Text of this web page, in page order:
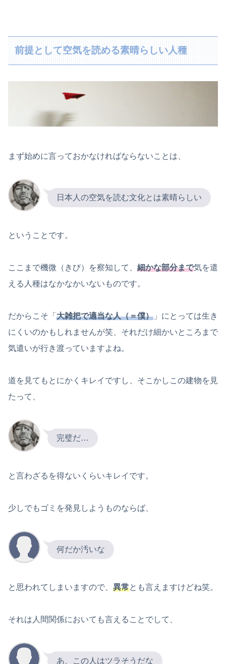
前提として空気を読める素晴らしい人種
まず始めに言っておかなければならないことは、
日本人の空気を読む文化とは素晴らしい
ということです。
ここまで機微（きび）を察知して、 細かな部分まで気を遣
える人種はなかなかいないものです。
だからこそ「 大雑把で適当な人（＝僕） 」にとっては生き
にくいのかもしれませんが笑、それだけ細かいところまで
気遣いが行き渡っていますよね。
道を見てもとにかくキレイですし、そこかしこの建物を見
たって、
完璧だ…
と言わざるを得ないくらいキレイです。
少しでもゴミを発見しようものならば、
何だか汚いな
と思われてしまいますので、 異常とも言えますけどね笑。
それは人間関係においても言えることでして、
あ、この人はツラそうだな